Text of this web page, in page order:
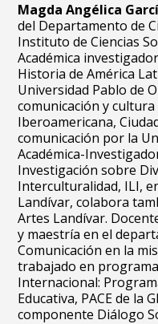
Magda Angélica
del Departamento de
Instituto de Ciencias
Académica
Historia de América
Universidad Pablo de
comunicación y
Iberoamericana,
comunicación por la
Académica-
Investigación sobre
Interculturalidad, ILI,
Landívar, colabora
Artes Landívar.
y maestría en el
Comunicación en la
trabajado en
Internacional:
Educativa, PACE de la
componente Diálogo